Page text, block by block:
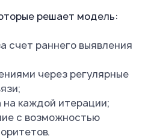
решает модель:
счет раннего выявления
через регулярные
на каждой итерации;
с возможностью